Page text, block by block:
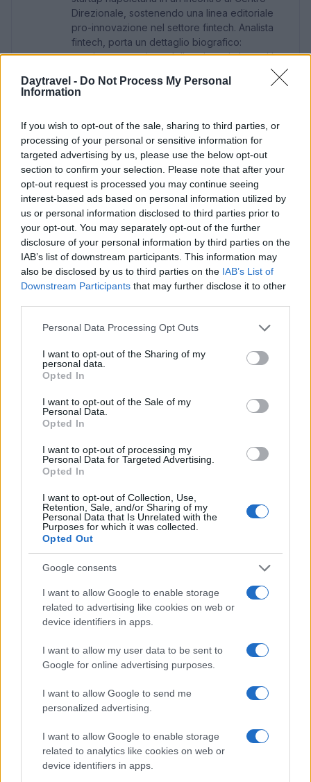
Daytravel - Do Not Process My Personal
Information
If you wish to opt-out of the sale, sharing to third parties, or
processing of your personal or sensitive information for
targeted advertising by us, please use the below opt-out
section to confirm your selection. Please note that after your
opt-out request is processed you may continue seeing
interest-based ads based on personal information utilized by
us or personal information disclosed to third parties prior to
your opt-out. You may separately opt-out of the further
disclosure of your personal information by third parties on the
IAB’s list of downstream participants. This information may
also be disclosed by us to third parties on the IAB’s List of
Downstream Participants that may further disclose it to other
Please note that this website/app uses one or more Google
not limited to your visit or usage behaviour. You may click to
grant or deny consent to Google and its third-party tags to
use your data for below specified purposes in below Google
consent section.
Personal Data Processing Opt Outs
I want to opt-out of the Sharing of my
personal data.
Opted In
I want to opt-out of the Sale of my
Personal Data.
Opted In
I want to opt-out of processing my
Personal Data for Targeted Advertising.
Opted In
I want to opt-out of Collection, Use,
Retention, Sale, and/or Sharing of my
Personal Data that Is Unrelated with the
Purposes for which it was collected.
Opted Out
Google consents
I want to allow Google to enable storage
related to advertising like cookies on web or
device identifiers in apps.
I want to allow my user data to be sent to
Google for online advertising purposes.
I want to allow Google to send me
personalized advertising.
I want to allow Google to enable storage
related to analytics like cookies on web or
device identifiers in apps.
Direzionale, sostenendo una linea editoriale
pro-innovazione nel settore fintech. Analista
fintech, porta un dettaglio biografico:
mantiene un registro delle prime pitch a cui ha
Continua a leggere
1 GIORNO OUT
Pianificare un giorno nelle isole e riserve a numero
chiuso